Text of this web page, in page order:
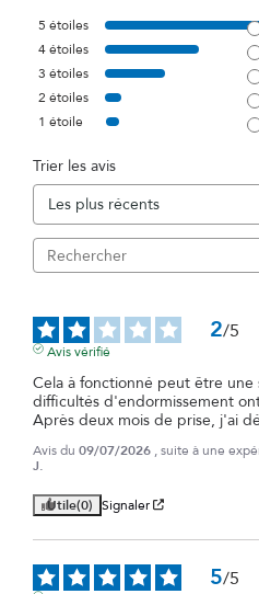
5 étoiles
4étoiles
3 étoiles
2 étoiles
1 étoile
Trier les avis
2/5
Avis vérifié
Cela à fonctionné peut être
difficultés d'endormissement
Après deux mois de prise, j'ai
Avis du 09/07/2026 , suite à une
J.
Utile(0) Signaler
5/5